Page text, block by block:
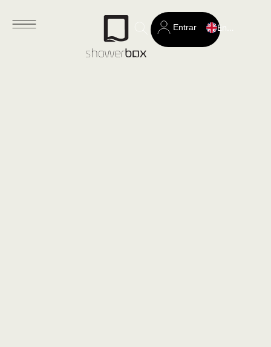
Search
for:
Entrar